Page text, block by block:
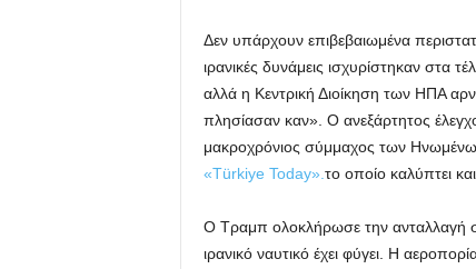
Δεν υπάρχουν επιβεβαιωμένα
ιρανικές δυνάμεις ισχυρίστηκαν στα
αλλά η Κεντρική Διοίκηση των ΗΠΑ
πλησίασαν καν». Ο ανεξάρτητος
μακροχρόνιος σύμμαχος των
«Türkiye Today». το οποίο καλύπτει
Ο Τραμπ ολοκλήρωσε την ανταλλαγή
ιρανικό ναυτικό έχει φύγει. Η